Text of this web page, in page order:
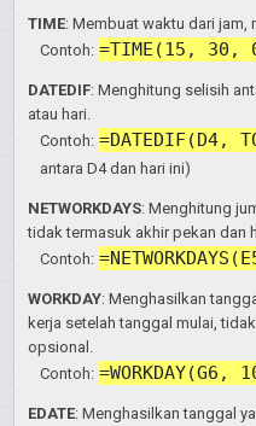
TIME: Membuat waktu dari jam,
Contoh: =TIME(15, 30,
DATEDIF: Menghitung selisih
atau hari.
Contoh: =DATEDIF(D4,
antara D4 dan hari ini)
NETWORKDAYS: Menghitung
tidak termasuk akhir pekan dan
Contoh:
WORKDAY: Menghasilkan
kerja setelah tanggal mulai,
opsional.
Contoh: =WORKDAY(G6,
EDATE: Menghasilkan tanggal